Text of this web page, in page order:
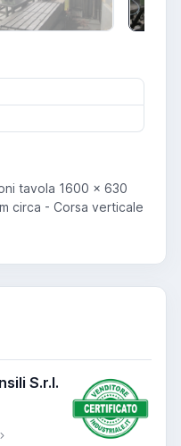
tavola 1600 x 630
circa - Corsa verticale
S.r.l.